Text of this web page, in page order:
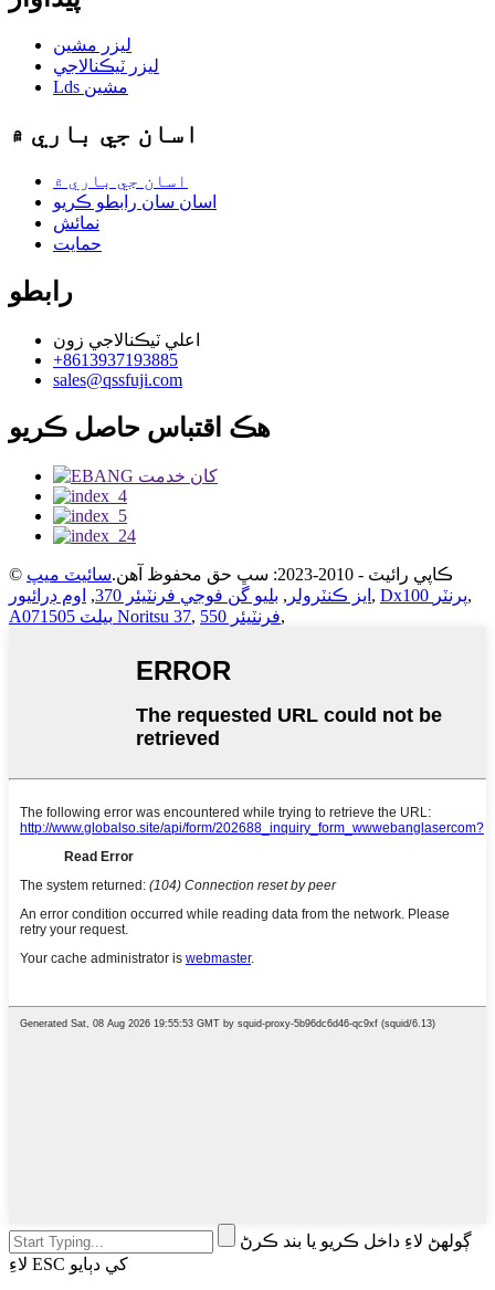
ليزر مشين
ليزر ٽيڪنالاجي
Lds مشين
اسان جي باري ۾
اسان جي باري ۾
اسان سان رابطو ڪريو
نمائش
حمايت
رابطو
اعلي ٽيڪنالاجي زون
+8613937193885
sales@qssfuji.com
هڪ اقتباس حاصل ڪريو
© ڪاپي رائيٽ - 2010-2023: سڀ حق محفوظ آهن.
سائيٽ ميپ
ايز ڪنٽرولر , بليو گن فوجي فرنٽيئر 370 , اوم ڊرائيور , Dx100 پرنٽر,
A071505 بيلٽ Noritsu 37, فرنٽيئر 550,
ڳولهڻ لاءِ داخل ڪريو يا بند ڪرڻ
لاءِ ESC کي دٻايو